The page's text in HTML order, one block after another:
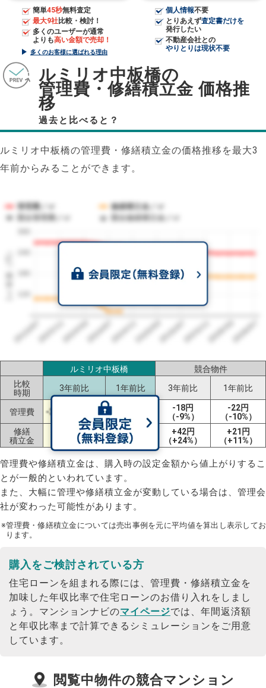
簡単45秒無料査定
最大9社比較・検討！
多くのユーザーが通常
よりも高い金額で売却！
多くのお客様に選ばれる理由
個人情報不要
とりあえず査定書だけを
発行したい
不動産会社との
やりとりは現状不要
ルミリオ中板橋の
管理費・修繕積立金 価格推
移
過去と比べると？
ルミリオ中板橋の管理費・修繕積立金の価格推移を最大3
年前からみることができます。
1㎡単価（円）
管理費／㎡
修繕積立金／㎡
競合管理費／㎡
競合修繕積立金／㎡
2023/072023/112024/032024/072024/112025/032025/072025/112026/032026/07
ルミリオ中板橋
競合物件
比較
時期
3年前比 1年前比 3年前比 1年前比
管理費 -31円（-11%）
（-1%）
-18円
（-9%）
-22円
（-10%）
修繕
積立金
+63円
（+58%）
-2円
（-1%）
+42円
（+24%）
+21円
（+11%）
管理費や修繕積立金は、購入時の設定金額から値上がりするこ
とが一般的といわれています。
また、大幅に管理や修繕積立金が変動している場合は、管理会
社が変わった可能性があります。
※管理費・修繕積立金については売出事例を元に平均値を算出し表示してお
ります。
購入をご検討されている方
住宅ローンを組まれる際には、管理費・修繕積立金を
加味した年収比率で住宅ローンのお借り入れをしまし
ょう。 マンションナビのマイページでは、年間返済額
と年収比率まで計算できるシミュレーションをご用意
しています。
閲覧中物件の競合マンション